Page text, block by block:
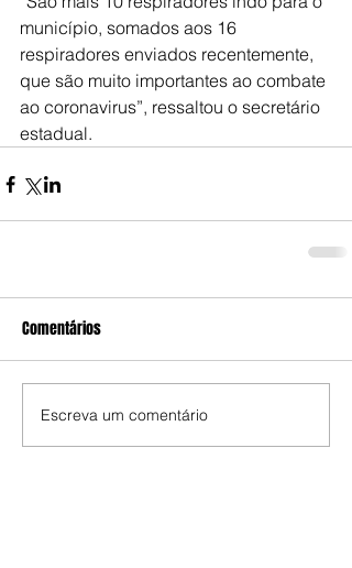
município, somados aos 16
respiradores enviados recentemente,
que são muito importantes ao combate
ao coronavirus”, ressaltou o secretário
estadual.
Comentários
Escreva um comentário